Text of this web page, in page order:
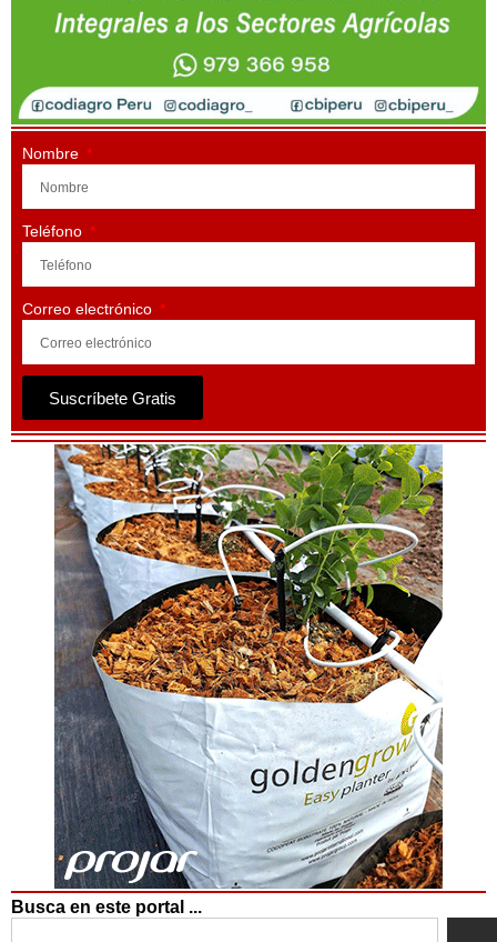
Nombre
Teléfono
Correo electrónico
Suscríbete Gratis
Busca en este portal ...